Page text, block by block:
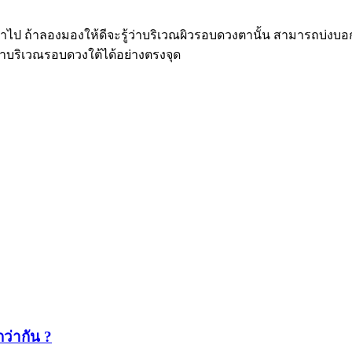
ถ้าลองมองให้ดีจะรู้ว่าบริเวณผิวรอบดวงตานั้น สามารถบ่งบ
บริเวณรอบดวงใต้ได้อย่างตรงจุด
ว่ากัน ?